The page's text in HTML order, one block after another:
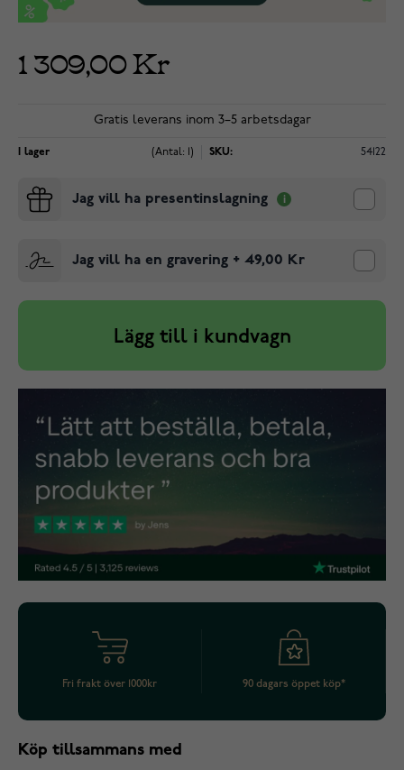
1 309,00 Kr
Gratis leverans inom 3–5 arbetsdagar
I lager (Antal: 1) SKU: 54122
Jag vill ha presentinslagning
Jag vill ha en gravering + 49,00 Kr
Lägg till i kundvagn
Fri frakt över 1000kr 90 dagars öppet köp*
Köp tillsammans med